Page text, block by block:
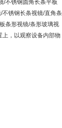
/不锈钢圆角长条平板
锈钢长条视镜/直角条
条形视镜/条形玻璃视
，以观察设备内部物